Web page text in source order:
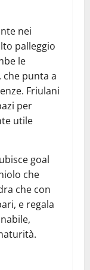
nei
palleggio
le
punta a
Friulani
per
utile
goal
che
che con
e regala